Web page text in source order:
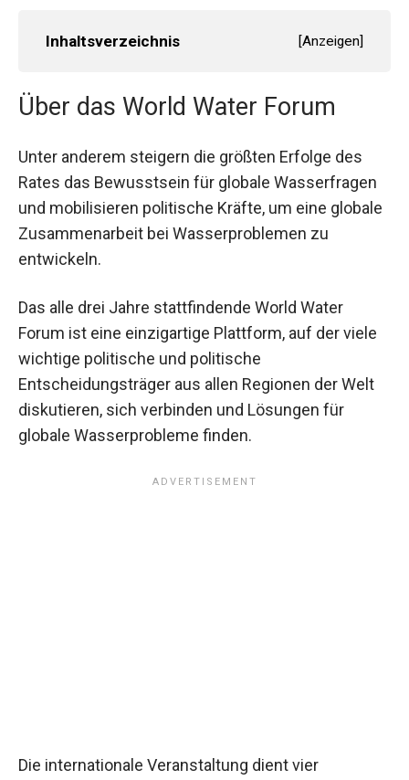
Inhaltsverzeichnis [Anzeigen]
Über das World Water Forum
Unter anderem steigern die größten Erfolge des
Rates das Bewusstsein für globale Wasserfragen
und mobilisieren politische Kräfte, um eine globale
Zusammenarbeit bei Wasserproblemen zu
entwickeln.
Das alle drei Jahre stattfindende World Water
Forum ist eine einzigartige Plattform, auf der viele
wichtige politische und politische
Entscheidungsträger aus allen Regionen der Welt
diskutieren, sich verbinden und Lösungen für
globale Wasserprobleme finden.
Die internationale Veranstaltung dient vier